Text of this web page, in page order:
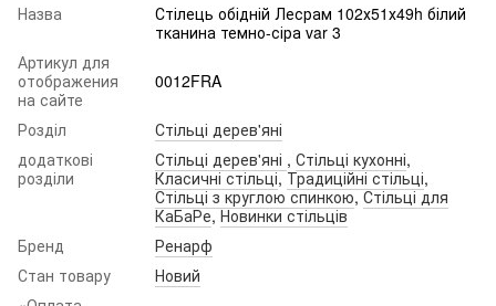
Назва
Стілець обідній Лесрам 102х51х49h білий
тканина темно-сіра var 3
Артикул для
отображения
на сайте
0012FRA
Розділ
Стільці дерев'яні
додаткові
розділи
Стільці дерев'яні , Стільці кухонні,
Класичні стільці,Традиційні стільці,
Стільці з круглою спинкою,Стільці для
КаБаРе,Новинки стільців
Бренд
Ренарф
Стан товару
Новий